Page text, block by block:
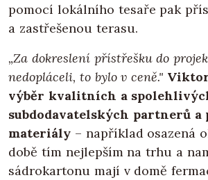
pomocí lokálního tesaře pak
a zastřešenou terasu.
„Za dokreslení přístřešku do
nedopláceli, to bylo v ceně."
výběr kvalitních a
subdodavatelských partnerů a
materiály – například osazená
době tím nejlepším na trhu a
sádrokartonu mají v domě